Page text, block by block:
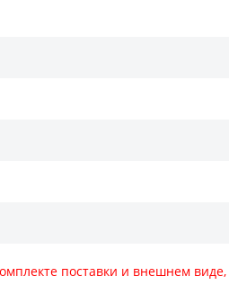
поставки и внешнем